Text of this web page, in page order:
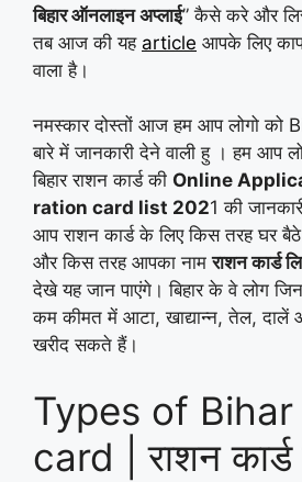
बिहार ऑनलाइन अप्लाई” कैसे करे और
तब आज की यह article आपके लिए
वाला है।
नमस्कार दोस्तों आज हम आप लोगो
बारे में जानकारी देने वाली हु । हम आप
बिहार राशन कार्ड की Online
ration card list 2021 की
आप राशन कार्ड के लिए किस तरह घर
और किस तरह आपका नामराशन कार्ड
देखे यह जान पाएंगे। बिहार के वे लोग
कम कीमत में आटा, खाद्यान्न, तेल, दालें
खरीद सकते हैं।
Types of
card | राशन